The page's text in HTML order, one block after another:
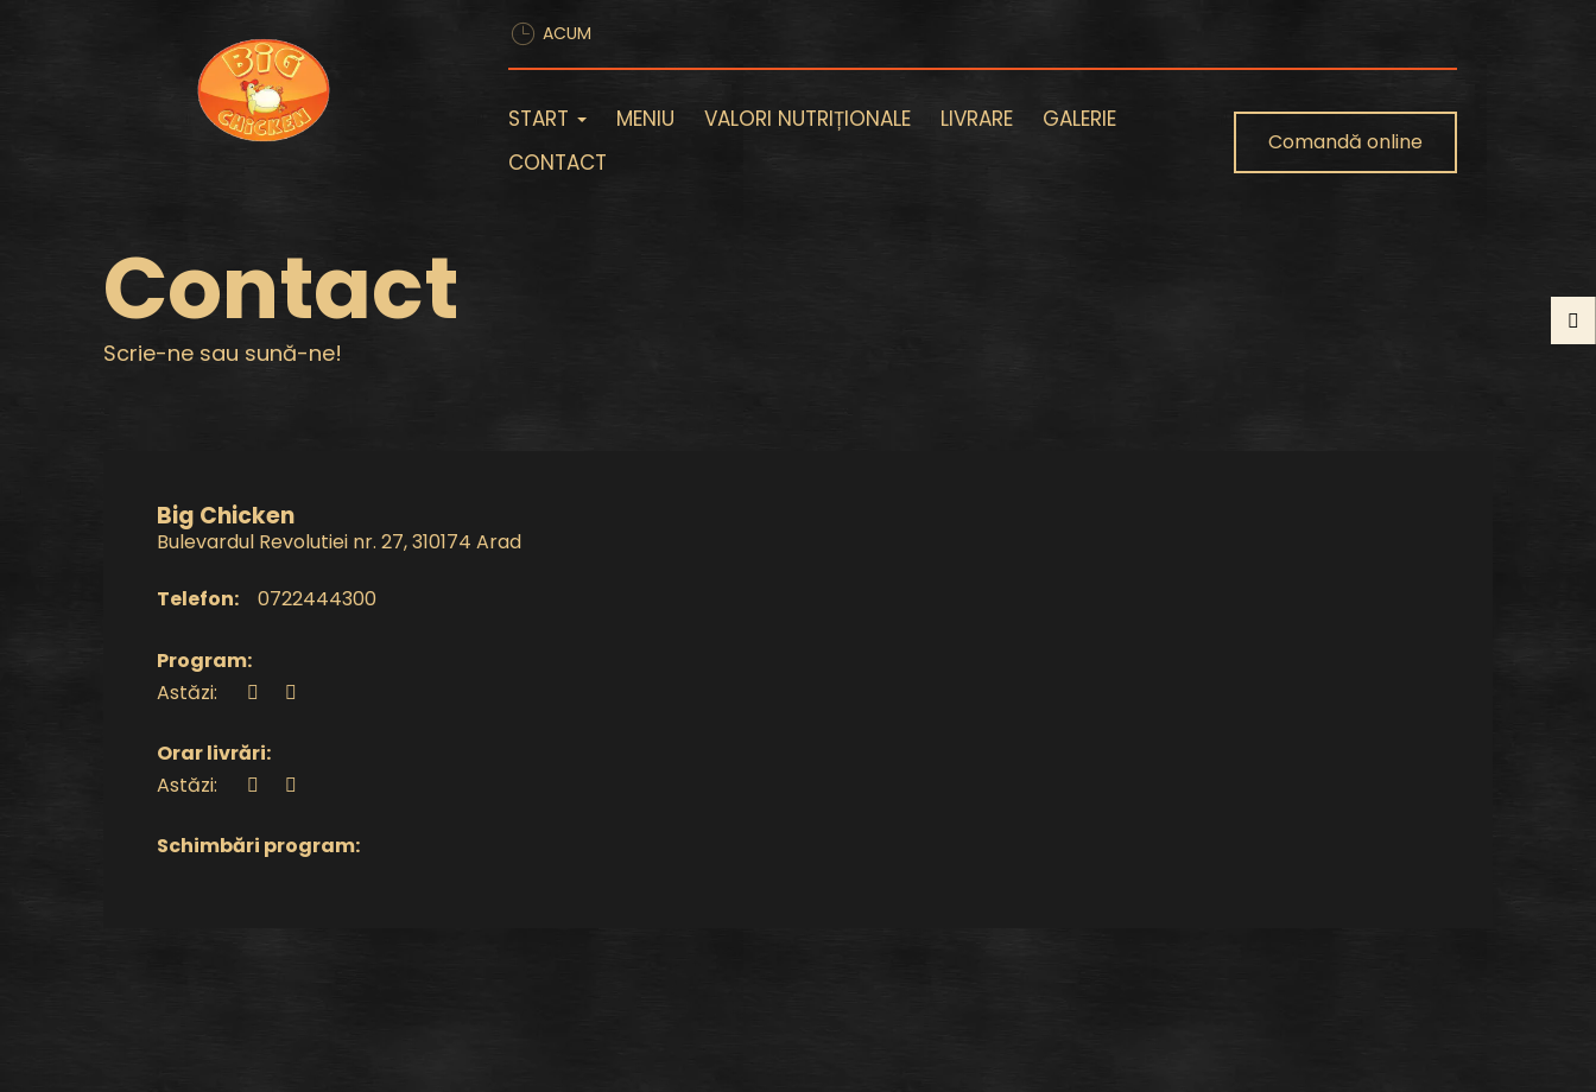
ACUM
START MENIU VALORI NUTRIȚIONALE LIVRARE
GALERIE
CONTACT
Comandă online
Contact
Scrie-ne sau sună-ne!
Big Chicken
Bulevardul Revolutiei nr. 27, 310174 Arad
Telefon: 0722444300
Program:
Astăzi:
Orar livrări:
Astăzi:
Schimbări program: